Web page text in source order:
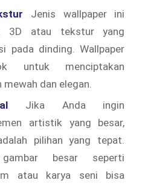
Jenis wallpaper ini
3D atau tekstur yang
pada dinding. Wallpaper
untuk menciptakan
dan elegan.
Jika Anda ingin
artistik yang besar,
pilihan yang tepat.
besar seperti
atau karya seni bisa